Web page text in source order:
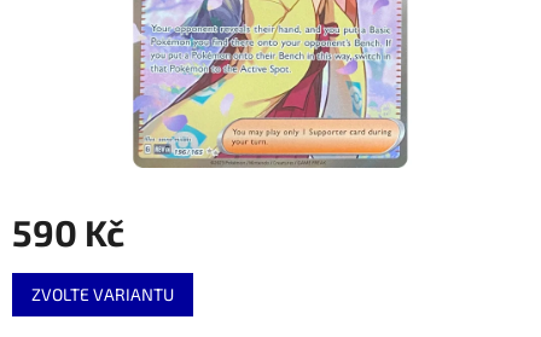
590 Kč
Měrná
cena:
ZVOLTE VARIANTU